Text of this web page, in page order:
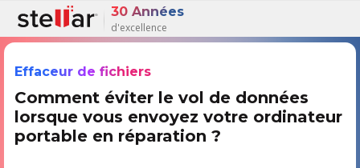
30 Années
d'excellence
Effaceur de fichiers
Comment éviter le vol de données
lorsque vous envoyez votre ordinateur
portable en réparation ?